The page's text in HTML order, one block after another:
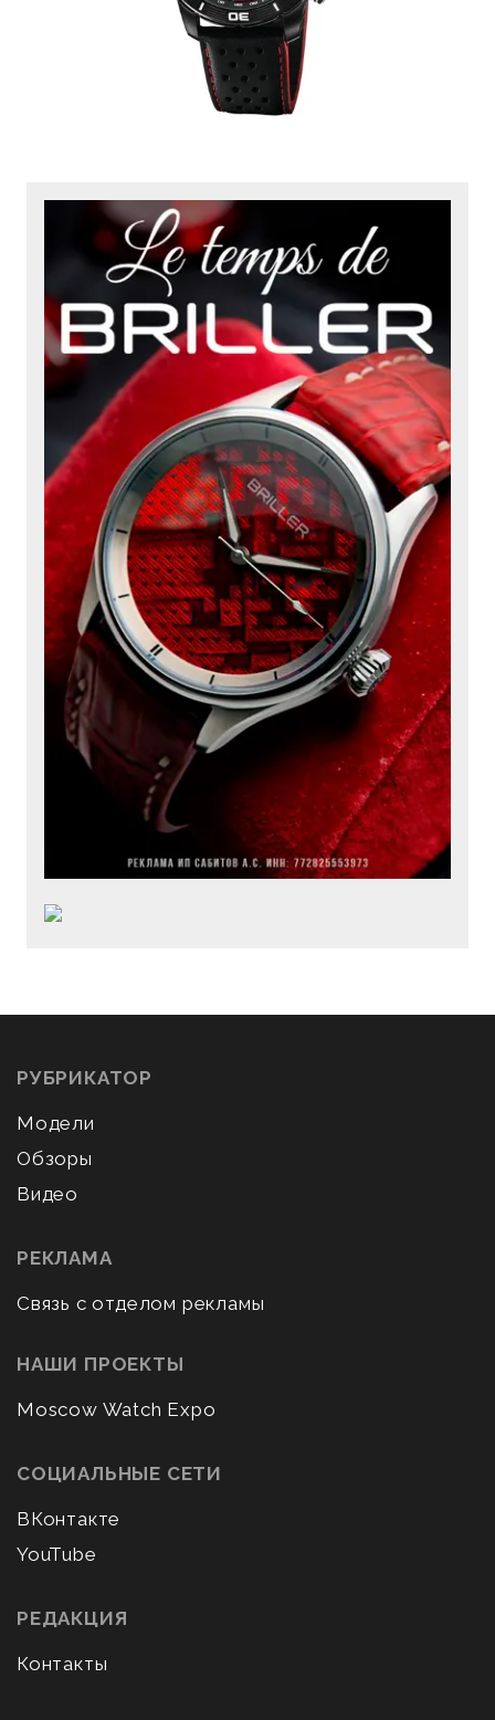
РУБРИКАТОР
Модели
Обзоры
Видео
РЕКЛАМА
Связь с отделом рекламы
НАШИ ПРОЕКТЫ
Moscow Watch Expo
СОЦИАЛЬНЫЕ СЕТИ
ВКонтакте
YouTube
РЕДАКЦИЯ
Контакты